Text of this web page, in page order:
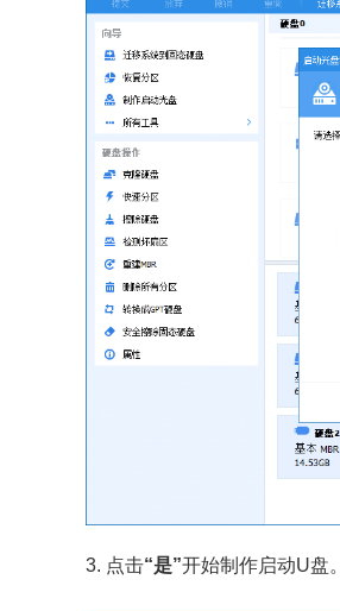
3. 点击“是”开始制作启动U盘。